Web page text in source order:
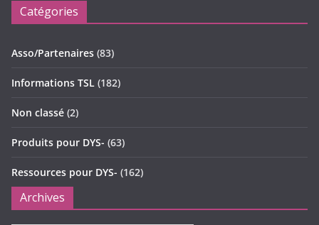
Catégories
Asso/Partenaires (83)
Informations TSL (182)
Non classé (2)
Produits pour DYS- (63)
Ressources pour DYS- (162)
Archives